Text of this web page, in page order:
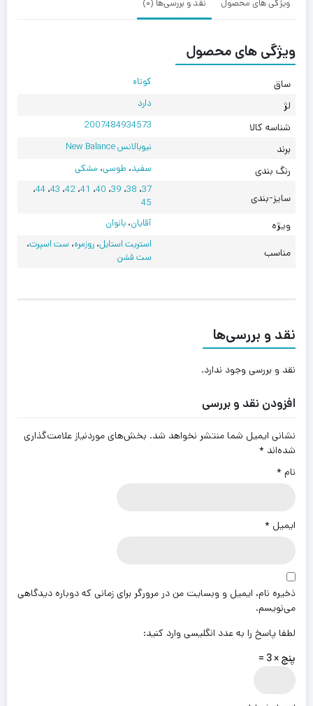
ویژگی های محصول نقد و بررسی‌ها (0)
ویژگی های محصول
ساق کوتاه
لژ دارد
شناسه کالا 2007484934573
برند نیوبالانس New Balance
رنگ بندی سفید، طوسی، مشکی
سایز-بندی
37، 38، 39، 40، 41،42، 43،44،
45
ویژه آقایان،بانوان
مناسب
استریت استایل،روزمره،ست اسپرت،
ست فشن
نقد و بررسی‌ها
نقد و بررسی وجود ندارد.
افزودن نقد و بررسی
نشانی ایمیل شما منتشر نخواهد شد. بخش‌های موردنیاز علامت‌گذاری
شده‌اند *
نام *
ایمیل *
ذخیره نام، ایمیل و وبسایت من در مرورگر برای زمانی که دوباره دیدگاهی
می‌نویسم.
لطفا پاسخ را به عدد انگلیسی وارد کنید:
پنج × 3 =